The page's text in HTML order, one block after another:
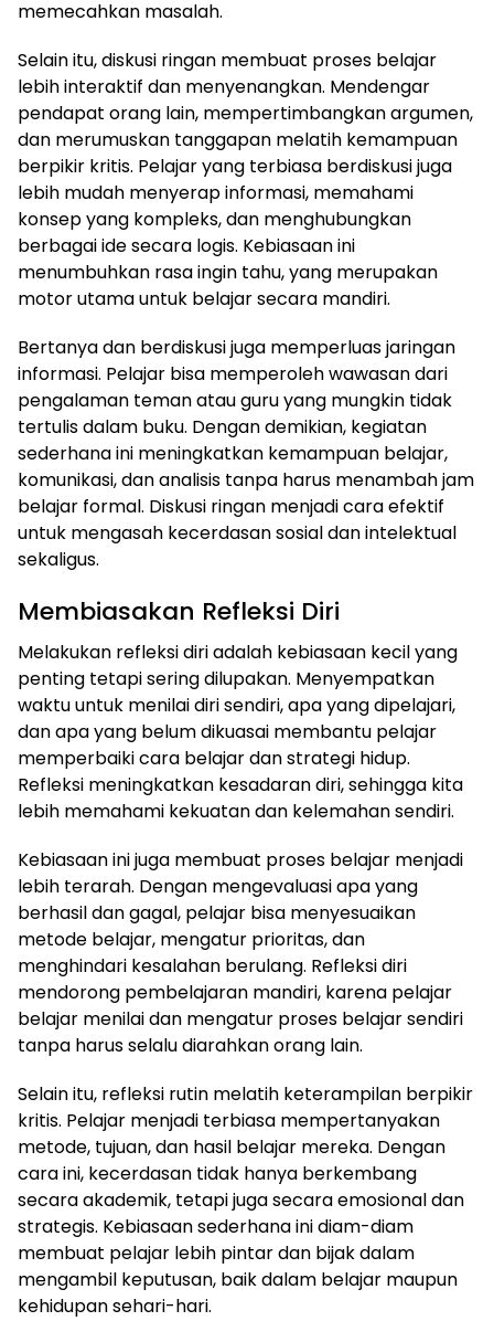
memecahkan masalah.
Selain itu, diskusi ringan membuat proses belajar
lebih interaktif dan menyenangkan. Mendengar
pendapat orang lain, mempertimbangkan argumen,
dan merumuskan tanggapan melatih kemampuan
berpikir kritis. Pelajar yang terbiasa berdiskusi juga
lebih mudah menyerap informasi, memahami
konsep yang kompleks, dan menghubungkan
berbagai ide secara logis. Kebiasaan ini
menumbuhkan rasa ingin tahu, yang merupakan
motor utama untuk belajar secara mandiri.
Bertanya dan berdiskusi juga memperluas jaringan
informasi. Pelajar bisa memperoleh wawasan dari
pengalaman teman atau guru yang mungkin tidak
tertulis dalam buku. Dengan demikian, kegiatan
sederhana ini meningkatkan kemampuan belajar,
komunikasi, dan analisis tanpa harus menambah jam
belajar formal. Diskusi ringan menjadi cara efektif
untuk mengasah kecerdasan sosial dan intelektual
sekaligus.
Membiasakan Refleksi Diri
Melakukan refleksi diri adalah kebiasaan kecil yang
penting tetapi sering dilupakan. Menyempatkan
waktu untuk menilai diri sendiri, apa yang dipelajari,
dan apa yang belum dikuasai membantu pelajar
memperbaiki cara belajar dan strategi hidup.
Refleksi meningkatkan kesadaran diri, sehingga kita
lebih memahami kekuatan dan kelemahan sendiri.
Kebiasaan ini juga membuat proses belajar menjadi
lebih terarah. Dengan mengevaluasi apa yang
berhasil dan gagal, pelajar bisa menyesuaikan
metode belajar, mengatur prioritas, dan
menghindari kesalahan berulang. Refleksi diri
mendorong pembelajaran mandiri, karena pelajar
belajar menilai dan mengatur proses belajar sendiri
tanpa harus selalu diarahkan orang lain.
Selain itu, refleksi rutin melatih keterampilan berpikir
kritis. Pelajar menjadi terbiasa mempertanyakan
metode, tujuan, dan hasil belajar mereka. Dengan
cara ini, kecerdasan tidak hanya berkembang
secara akademik, tetapi juga secara emosional dan
strategis. Kebiasaan sederhana ini diam-diam
membuat pelajar lebih pintar dan bijak dalam
mengambil keputusan, baik dalam belajar maupun
kehidupan sehari-hari.